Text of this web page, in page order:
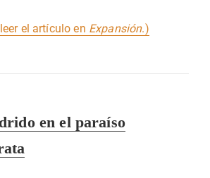
el artículo en Expansión.)
en el paraíso